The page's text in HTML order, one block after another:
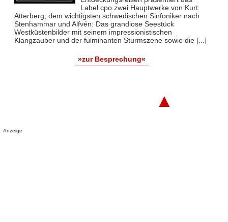
Label cpo zwei Hauptwerke von Kurt
Atterberg, dem wichtigsten schwedischen Sinfoniker nach
Stenhammar und Alfvén: Das grandiose Seestück
Westküstenbilder mit seinem impressionistischen
Klangzauber und der fulminanten Sturmszene sowie die [...]
»zur Besprechung«
▲
Anzeige